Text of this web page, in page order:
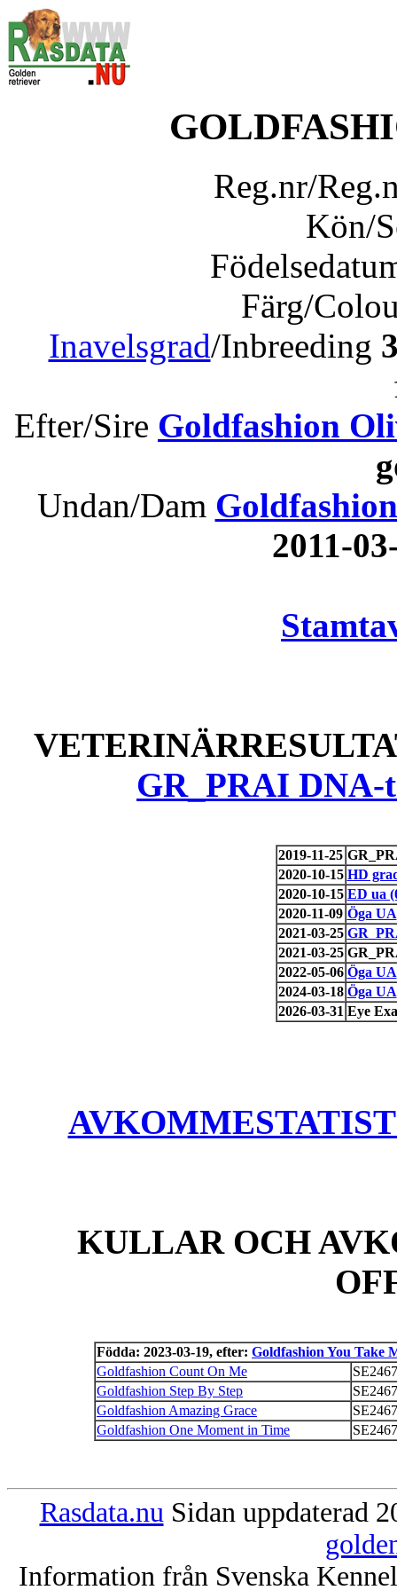
Reg.nr/
Kön/
Färg/
Inavelsgrad/Inbreeding
Efter/Sire Goldfashion
Undan/Dam
2011-
GR_PRAI DNA-
2019-11-25
2020-10-15 HD
2020-10-15 ED ua
2020-11-09 Öga UA
2021-03-25
2021-03-25
2022-05-06 Öga UA
2024-03-18 Öga UA
2026-03-31 Eye
KULLAR OCH
Födda: 2023-03-19, efter: Goldfashion You Take
Goldfashion Count On Me
Goldfashion Step By Step
Goldfashion Amazing Grace
Goldfashion One Moment in Time
Rasdata.nu Sidan uppdaterad
Information från Svenska